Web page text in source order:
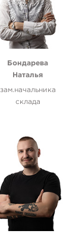
Бондарева
Наталья
зам.начальника
склада